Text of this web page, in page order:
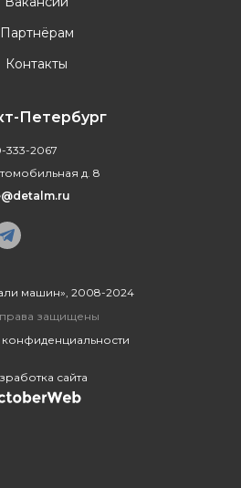
машин», 2008-2024
защищены
конфиденциальности
сайта
Партнёрам
Контакты
Петербург
333-2067
д. 8